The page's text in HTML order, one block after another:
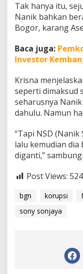
Tak hanya itu,
Nanik bahkan
Bogor, karang
Baca juga:
Investor
Krisna
seperti dimaksud
seharusnya
dahulu. Namun
“Tapi NSD
lalu kemudian dia
diganti,”
Post Views: 524
bgn korupsi
sony sonjaya